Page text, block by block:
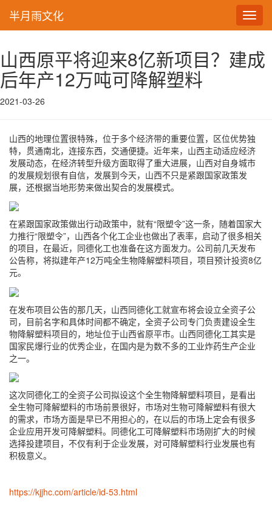
半月雨文化
山西原平将迎来8亿新项目？建成
后年产12万吨可降解塑料
2021-03-26
山西的地理位置很特殊，位于多个经济带的重要位置，区位优势独
特，贯通南北，连接东西，交通便捷。近年来，山西主动适应经济
发展动态，在经济转型升级方面取得了重大进展，山西对自身城市
的发展规划很有自信，发展到今天，山西不只是紧跟国家政策发
展，还根据当地形势来做出契合的发展模式。
在紧跟国家政策做出行动政策中，就有“限塑令”这一条，随着国家大
力推行“限塑令”，山西各个化工企业也做出了表率，启动了很多相关
的项目，在最近，同德化工也准备在这方面发力。公司前几天发布
公告称，将拟建年产12万吨全生物降解塑料项目，项目预计投资8亿
元。
在发布项目公告的那几天，山西同德化工就宣布将会设立全资子公
司，目前名字和具体时间都不确定，全资子公司专门负责建设全生
物降解塑料项目的，地址位于山西省原平市。山西同德化工其实是
国家民爆行业的优秀企业，在国内是为数不多的工业炸药生产企业
之一。
这次同德化工的全资子公司拟设这个全生物降解塑料项目，是看出
全生物可降解塑料的市场前景很好，市场对生物可降解塑料有很大
的需求，市场方面是早已不用担心的，在以后的市场上定会有很多
企业应用开发可降解塑料。同德化工可降解塑料市场刚扩大的时候
选择投建项目，不仅有利于企业发展，对可降解塑料行业发展也有
积极意义。
https://kjjhc.com/article/id-53.html